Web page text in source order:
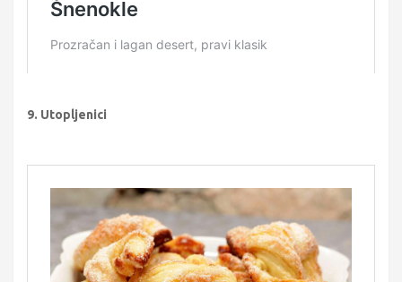
9. Utopljenici